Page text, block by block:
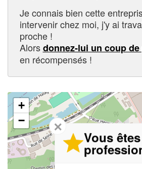
Je connais bien cette
intervenir chez moi, j'y ai
proche !
Alorsdonnez-lui un coup
en récompensés !
+
−
✕
Vous